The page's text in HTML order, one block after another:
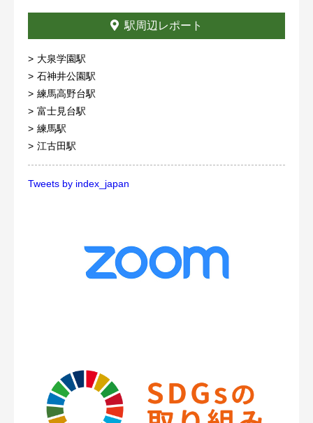
駅周辺レポート
大泉学園駅
石神井公園駅
練馬高野台駅
富士見台駅
練馬駅
江古田駅
Tweets by index_japan